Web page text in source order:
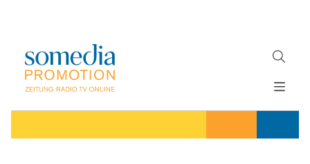
zum
Inhalt
H
U
WERBEFORMATE